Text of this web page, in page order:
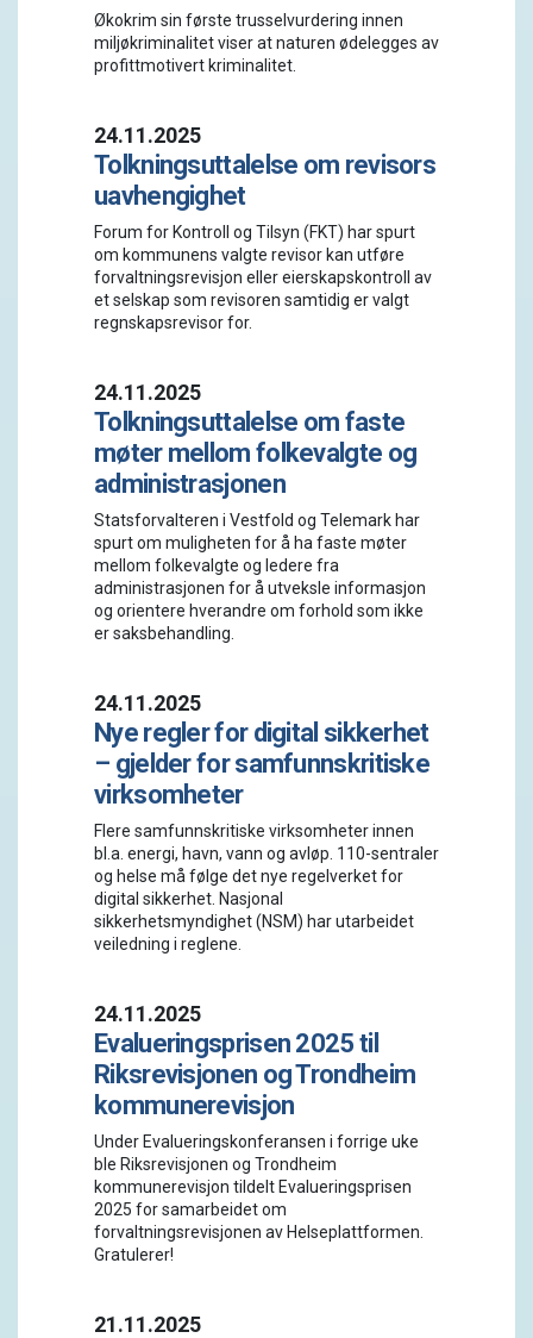
Økokrim sin første trusselvurdering innen
miljøkriminalitet viser at naturen ødelegges av
profittmotivert kriminalitet.
24.11.2025
Tolkningsuttalelse om revisors
uavhengighet
Forum for Kontroll og Tilsyn (FKT) har spurt
om kommunens valgte revisor kan utføre
forvaltningsrevisjon eller eierskapskontroll av
et selskap som revisoren samtidig er valgt
regnskapsrevisor for.
24.11.2025
Tolkningsuttalelse om faste
møter mellom folkevalgte og
administrasjonen
Statsforvalteren i Vestfold og Telemark har
spurt om muligheten for å ha faste møter
mellom folkevalgte og ledere fra
administrasjonen for å utveksle informasjon
og orientere hverandre om forhold som ikke
er saksbehandling.
24.11.2025
Nye regler for digital sikkerhet
– gjelder for samfunnskritiske
virksomheter
Flere samfunnskritiske virksomheter innen
bl.a. energi, havn, vann og avløp. 110-sentraler
og helse må følge det nye regelverket for
digital sikkerhet. Nasjonal
sikkerhetsmyndighet (NSM) har utarbeidet
veiledning i reglene.
24.11.2025
Evalueringsprisen 2025 til
Riksrevisjonen og Trondheim
kommunerevisjon
Under Evalueringskonferansen i forrige uke
ble Riksrevisjonen og Trondheim
kommunerevisjon tildelt Evalueringsprisen
2025 for samarbeidet om
forvaltningsrevisjonen av Helseplattformen.
Gratulerer!
21.11.2025